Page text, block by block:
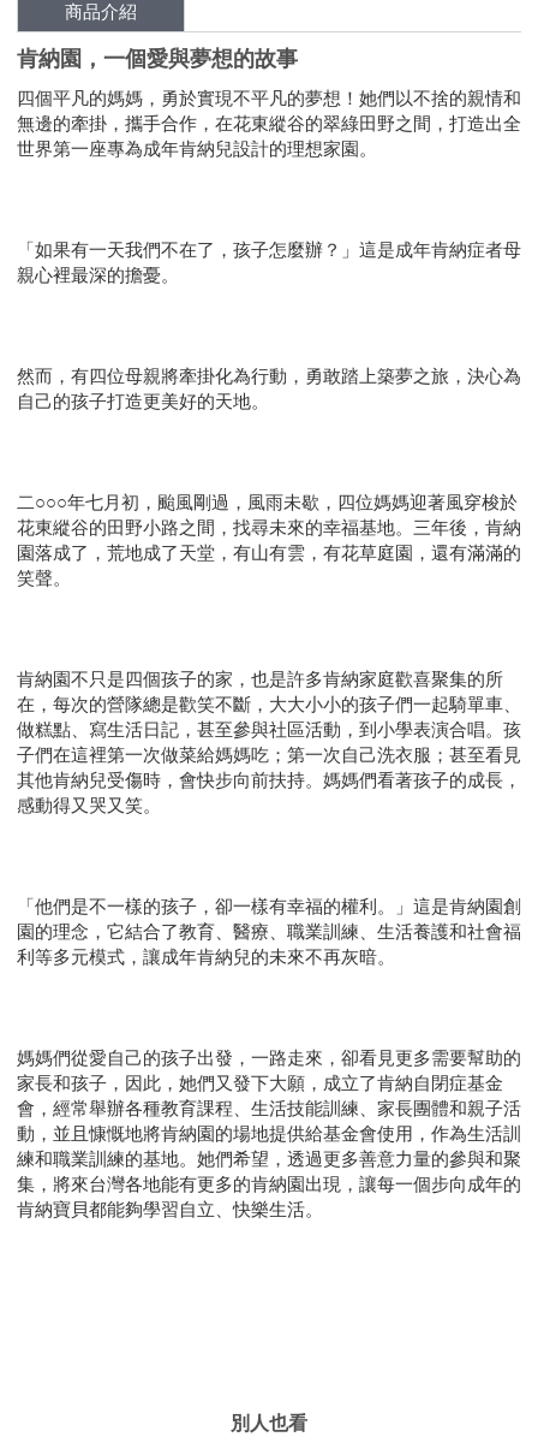
商品介紹
肯納園，一個愛與夢想的故事
四個平凡的媽媽，勇於實現不平凡的夢想！她們以不捨的親情和
無邊的牽掛，攜手合作，在花東縱谷的翠綠田野之間，打造出全
世界第一座專為成年肯納兒設計的理想家園。
「如果有一天我們不在了，孩子怎麼辦？」這是成年肯納症者母
親心裡最深的擔憂。
然而，有四位母親將牽掛化為行動，勇敢踏上築夢之旅，決心為
自己的孩子打造更美好的天地。
二○○○年七月初，颱風剛過，風雨未歇，四位媽媽迎著風穿梭於
花東縱谷的田野小路之間，找尋未來的幸福基地。三年後，肯納
園落成了，荒地成了天堂，有山有雲，有花草庭園，還有滿滿的
笑聲。
肯納園不只是四個孩子的家，也是許多肯納家庭歡喜聚集的所
在，每次的營隊總是歡笑不斷，大大小小的孩子們一起騎單車、
做糕點、寫生活日記，甚至參與社區活動，到小學表演合唱。孩
子們在這裡第一次做菜給媽媽吃；第一次自己洗衣服；甚至看見
其他肯納兒受傷時，會快步向前扶持。媽媽們看著孩子的成長，
感動得又哭又笑。
「他們是不一樣的孩子，卻一樣有幸福的權利。」這是肯納園創
園的理念，它結合了教育、醫療、職業訓練、生活養護和社會福
利等多元模式，讓成年肯納兒的未來不再灰暗。
媽媽們從愛自己的孩子出發，一路走來，卻看見更多需要幫助的
家長和孩子，因此，她們又發下大願，成立了肯納自閉症基金
會，經常舉辦各種教育課程、生活技能訓練、家長團體和親子活
動，並且慷慨地將肯納園的場地提供給基金會使用，作為生活訓
練和職業訓練的基地。她們希望，透過更多善意力量的參與和聚
集，將來台灣各地能有更多的肯納園出現，讓每一個步向成年的
肯納寶貝都能夠學習自立、快樂生活。
別人也看